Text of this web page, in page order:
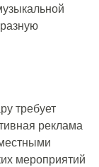
требует
реклама
мероприятий